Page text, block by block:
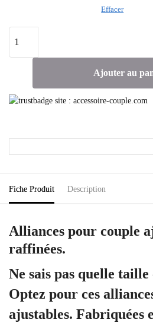
Effacer
Ajouter au
Fiche Produit Description
Alliances pour couple
raffinées.
Ne sais pas quelle
Optez pour ces
ajustables. Fabriquées